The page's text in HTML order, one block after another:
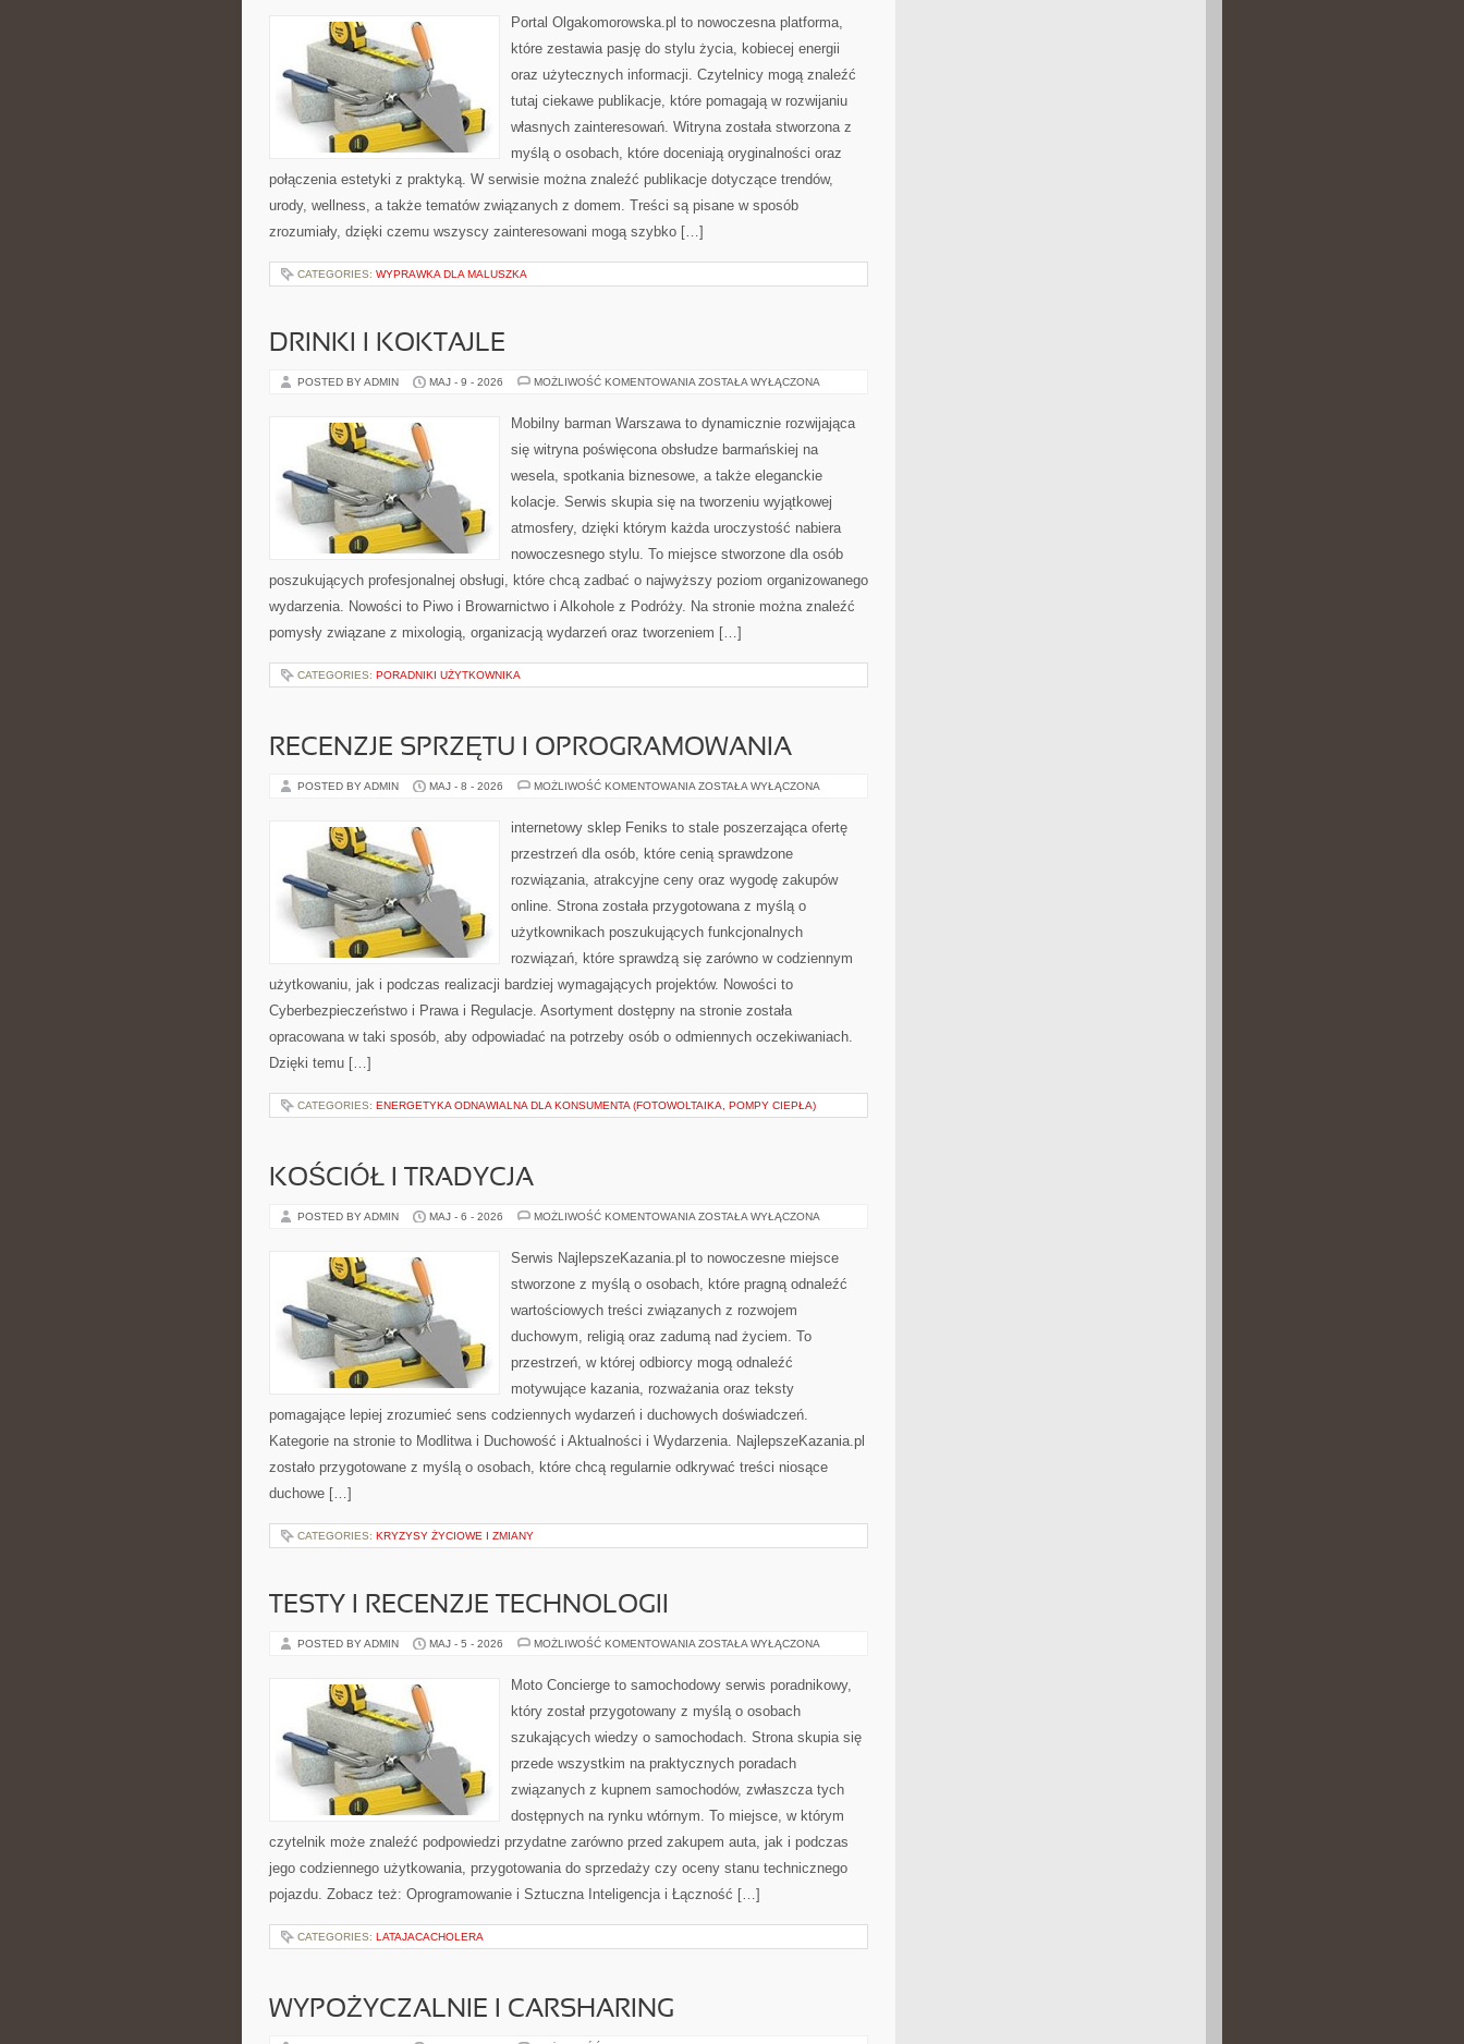
Portal Olgakomorowska.pl to nowoczesna platforma,
które zestawia pasję do stylu życia, kobiecej energii
oraz użytecznych informacji. Czytelnicy mogą znaleźć
tutaj ciekawe publikacje, które pomagają w rozwijaniu
własnych zainteresowań. Witryna została stworzona z
myślą o osobach, które doceniają oryginalności oraz
połączenia estetyki z praktyką. W serwisie można znaleźć publikacje dotyczące trendów,
urody, wellness, a także tematów związanych z domem. Treści są pisane w sposób
zrozumiały, dzięki czemu wszyscy zainteresowani mogą szybko […]
CATEGORIES: WYPRAWKA DLA MALUSZKA
DRINKI I KOKTAJLE
POSTED BY ADMIN MAJ - 9 - 2026 MOŻLIWOŚĆ KOMENTOWANIA DRINKI
ZOSTAŁA WYŁĄCZONA
Mobilny barman Warszawa to dynamicznie rozwijająca
się witryna poświęcona obsłudze barmańskiej na
wesela, spotkania biznesowe, a także eleganckie
kolacje. Serwis skupia się na tworzeniu wyjątkowej
atmosfery, dzięki którym każda uroczystość nabiera
nowoczesnego stylu. To miejsce stworzone dla osób
poszukujących profesjonalnej obsługi, które chcą zadbać o najwyższy poziom organizowanego
wydarzenia. Nowości to Piwo i Browarnictwo i Alkohole z Podróży. Na stronie można znaleźć
pomysły związane z mixologią, organizacją wydarzeń oraz tworzeniem […]
CATEGORIES: PORADNIKI UŻYTKOWNIKA
RECENZJE SPRZĘTU I OPROGRAMOWANIA
POSTED BY ADMIN MAJ - 8 - 2026 MOŻLIWOŚĆ KOMENTOWANIA RECENZJE
OPROGRAMOWANIA
ZOSTAŁA WYŁĄCZONA
internetowy sklep Feniks to stale poszerzająca ofertę
przestrzeń dla osób, które cenią sprawdzone
rozwiązania, atrakcyjne ceny oraz wygodę zakupów
online. Strona została przygotowana z myślą o
użytkownikach poszukujących funkcjonalnych
rozwiązań, które sprawdzą się zarówno w codziennym
użytkowaniu, jak i podczas realizacji bardziej wymagających projektów. Nowości to
Cyberbezpieczeństwo i Prawa i Regulacje. Asortyment dostępny na stronie została
opracowana w taki sposób, aby odpowiadać na potrzeby osób o odmiennych oczekiwaniach.
Dzięki temu […]
CATEGORIES: ENERGETYKA ODNAWIALNA DLA KONSUMENTA (FOTOWOLTAIKA, POMPY CIEPŁA)
KOŚCIÓŁ I TRADYCJA
POSTED BY ADMIN MAJ - 6 - 2026 MOŻLIWOŚĆ KOMENTOWANIA KOŚCIÓŁ
ZOSTAŁA WYŁĄCZONA
Serwis NajlepszeKazania.pl to nowoczesne miejsce
stworzone z myślą o osobach, które pragną odnaleźć
wartościowych treści związanych z rozwojem
duchowym, religią oraz zadumą nad życiem. To
przestrzeń, w której odbiorcy mogą odnaleźć
motywujące kazania, rozważania oraz teksty
pomagające lepiej zrozumieć sens codziennych wydarzeń i duchowych doświadczeń.
Kategorie na stronie to Modlitwa i Duchowość i Aktualności i Wydarzenia. NajlepszeKazania.pl
zostało przygotowane z myślą o osobach, które chcą regularnie odkrywać treści niosące
duchowe […]
CATEGORIES: KRYZYSY ŻYCIOWE I ZMIANY
TESTY I RECENZJE TECHNOLOGII
POSTED BY ADMIN MAJ - 5 - 2026 MOŻLIWOŚĆ KOMENTOWANIA TESTY
TECHNOLOGII
ZOSTAŁA WYŁĄCZONA
Moto Concierge to samochodowy serwis poradnikowy,
który został przygotowany z myślą o osobach
szukających wiedzy o samochodach. Strona skupia się
przede wszystkim na praktycznych poradach
związanych z kupnem samochodów, zwłaszcza tych
dostępnych na rynku wtórnym. To miejsce, w którym
czytelnik może znaleźć podpowiedzi przydatne zarówno przed zakupem auta, jak i podczas
jego codziennego użytkowania, przygotowania do sprzedaży czy oceny stanu technicznego
pojazdu. Zobacz też: Oprogramowanie i Sztuczna Inteligencja i Łączność […]
CATEGORIES: LATAJACACHOLERA
WYPOŻYCZALNIE I CARSHARING